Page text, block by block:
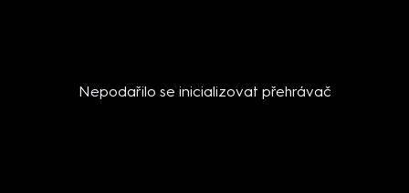
Nepodařilo se inicializovat přehrávač